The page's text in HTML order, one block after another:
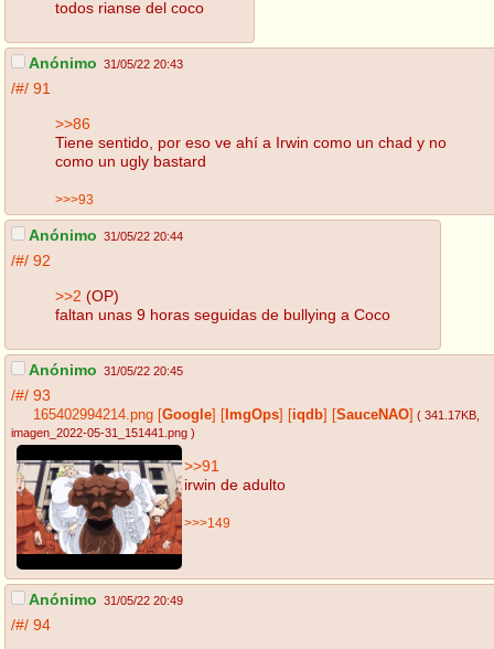
todos rianse del coco
Anónimo 31/05/22 20:43
/#/ 91
>>86
Tiene sentido, por eso ve ahí a Irwin como un chad y no
como un ugly bastard
>>>93
Anónimo 31/05/22 20:44
/#/ 92
>>2 (OP)
faltan unas 9 horas seguidas de bullying a Coco
Anónimo 31/05/22 20:45
/#/ 93
165402994214.png Google ImgOps iqdb SauceNAO ( 341.17KB
imagen_2022-05-31_151441.png )
>>91
irwin de adulto
>>>149
Anónimo 31/05/22 20:49
/#/ 94